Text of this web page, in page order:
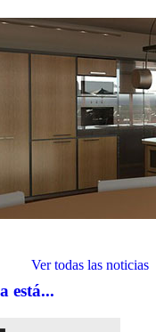
Ver todas las noticias
está...